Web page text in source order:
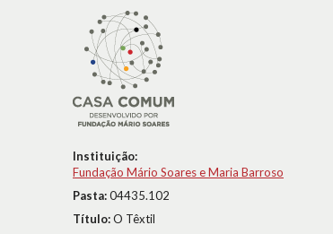
Instituição:
Fundação Mário Soares e Maria Barroso
Pasta:04435.102
Título:O Têxtil